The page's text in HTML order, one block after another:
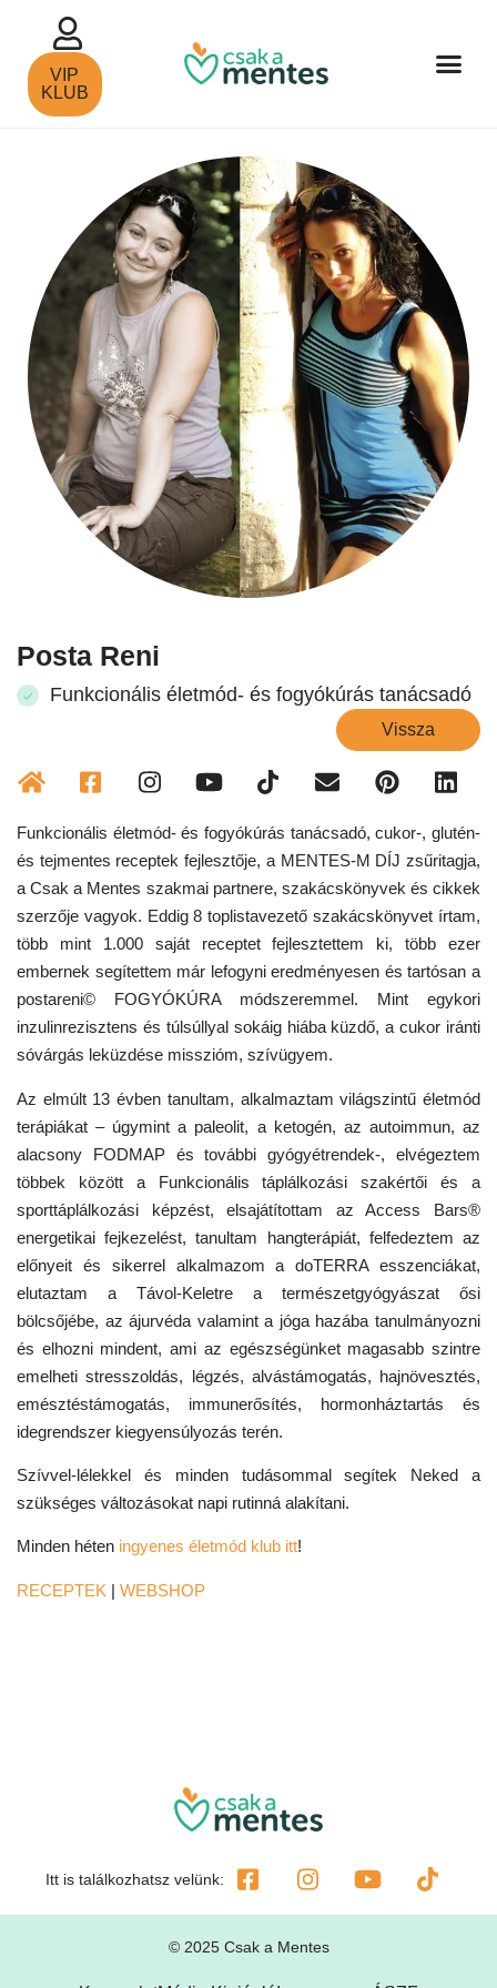
VIP
KLUB
Posta Reni
Funkcionális életmód- és fogyókúrás tanácsadó
Vissza
Funkcionális életmód- és fogyókúrás tanácsadó, cukor-, glutén-
és tejmentes receptek fejlesztője, a MENTES-M DÍJ zsűritagja,
a Csak a Mentes szakmai partnere, szakácskönyvek és cikkek
szerzője vagyok. Eddig 8 toplistavezető szakácskönyvet írtam,
több mint 1.000 saját receptet fejlesztettem ki, több ezer
embernek segítettem már lefogyni eredményesen és tartósan a
postareni© FOGYÓKÚRA módszeremmel. Mint egykori
inzulinrezisztens és túlsúllyal sokáig hiába küzdő, a cukor iránti
sóvárgás leküzdése misszióm, szívügyem.
Az elmúlt 13 évben tanultam, alkalmaztam világszintű életmód
terápiákat – úgymint a paleolit, a ketogén, az autoimmun, az
alacsony FODMAP és további gyógyétrendek-, elvégeztem
többek között a Funkcionális táplálkozási szakértői és a
sporttáplálkozási képzést, elsajátítottam az Access Bars®
energetikai fejkezelést, tanultam hangterápiát, felfedeztem az
előnyeit és sikerrel alkalmazom a doTERRA esszenciákat,
elutaztam a Távol-Keletre a természetgyógyászat ősi
bölcsőjébe, az ájurvéda valamint a jóga hazába tanulmányozni
és elhozni mindent, ami az egészségünket magasabb szintre
emelheti stresszoldás, légzés, alvástámogatás, hajnövesztés,
emésztéstámogatás, immunerősítés, hormonháztartás és
idegrendszer kiegyensúlyozás terén.
Szívvel-lélekkel és minden tudásommal segítek Neked a
szükséges változásokat napi rutinná alakítani.
Minden héten ingyenes életmód klub itt!
RECEPTEK | WEBSHOP
Itt is találkozhatsz velünk:
© 2025 Csak a Mentes